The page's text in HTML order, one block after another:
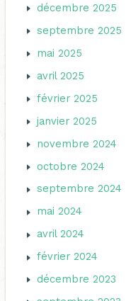
décembre 2025
septembre 2025
mai 2025
avril 2025
février 2025
janvier 2025
novembre 2024
octobre 2024
septembre 2024
mai 2024
avril 2024
février 2024
décembre 2023